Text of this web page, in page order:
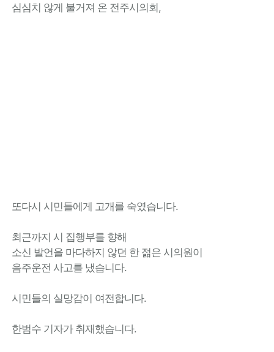
심심치 않게 불거져 온 전주시의회,
또다시 시민들에게 고개를 숙였습니다.
최근까지 시 집행부를 향해
소신 발언을 마다하지 않던 한 젊은 시의원이
음주운전 사고를 냈습니다.
시민들의 실망감이 여전합니다.
한범수 기자가 취재했습니다.